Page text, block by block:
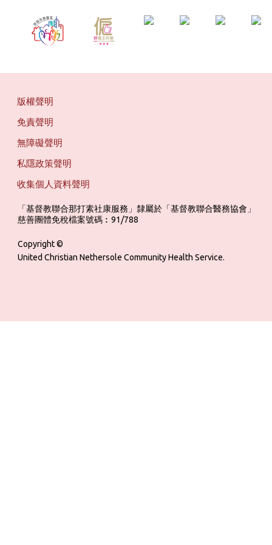
版權聲明
免責聲明
無障礙聲明
私隱政策聲明
收集個人資料聲明
「基督教聯合那打素社康服務」隸屬於「基督教聯合醫務協會」
慈善團體免稅檔案號碼︰91/788
Copyright ©
United Christian Nethersole Community Health Service.